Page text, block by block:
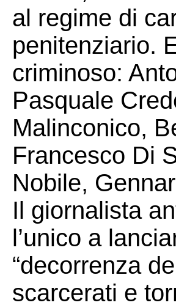
al regime di
penitenziario.
criminoso:
Pasquale
Malinconico,
Francesco Di
Nobile,
Il giornalista
l’unico a
“decorrenza
scarcerati e